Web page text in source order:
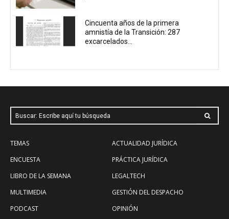
Cincuenta años de la primera
amnistía de la Transición: 287
excarcelados...
Buscar: Escribe aquí tu búsqueda
TEMAS
ENCUESTA
LIBRO DE LA SEMANA
MULTIMEDIA
PODCAST
ACTUALIDAD JURÍDICA
PRÁCTICA JURÍDICA
LEGALTECH
GESTIÓN DEL DESPACHO
OPINIÓN